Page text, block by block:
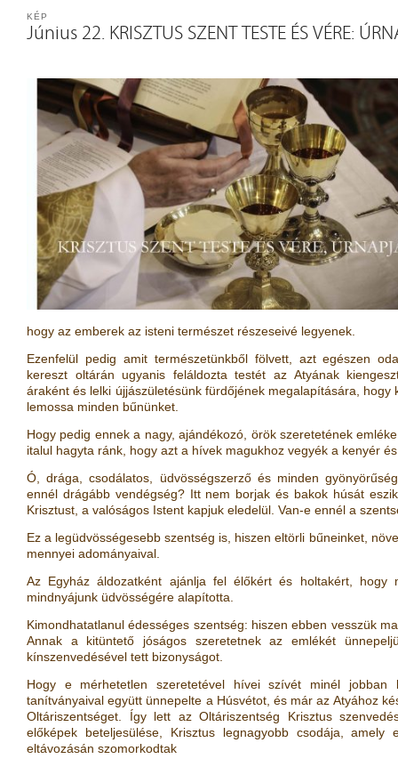
Június 22. KRISZTUS SZENT TESTE ÉS VÉRE:
KÉP
hogy az emberek az isteni természet részeseivé legyenek.
Ezenfelül pedig amit természetünkből fölvett, azt egészen
kereszt oltárán ugyanis feláldozta testét az Atyának
áraként és lelki újjászületésünk fürdőjének megalapítására,
lemossa minden bűnünket.
Hogy pedig ennek a nagy, ajándékozó, örök szeretetének
italul hagyta ránk, hogy azt a hívek magukhoz vegyék a kenyér
Ó, drága, csodálatos, üdvösségszerző és minden
ennél drágább vendégség? Itt nem borjak és bakok húsát
Krisztust, a valóságos Istent kapjuk eledelül. Van-e ennél a
Ez a legüdvösségesebb szentség is, hiszen eltörli bűneinket,
mennyei adományaival.
Az Egyház áldozatként ajánlja fel élőkért és holtakért, hogy
mindnyájunk üdvösségére alapította.
Kimondhatatlanul édességes szentség: hiszen ebben vesszük
Annak a kitüntető jóságos szeretetnek az emlékét
kínszenvedésével tett bizonyságot.
Hogy e mérhetetlen szeretetével hívei szívét minél
tanítványaival együtt ünnepelte a Húsvétot, és már az Atyához
Oltáriszentséget. Így lett az Oltáriszentség Krisztus
előképek beteljesülése, Krisztus legnagyobb csodája, amely
eltávozásán szomorkodtak